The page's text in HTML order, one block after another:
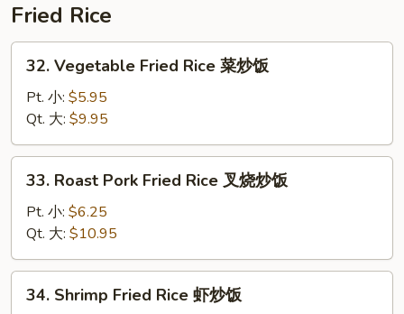
米
粉
Fried Rice
Vegetable
Fried
Rice
菜
炒
32. Vegetable Fried Rice 菜炒饭
Pt. 小: $5.95
Qt. 大: $9.95
Roast
Pork
Fried
Rice
叉
33. Roast Pork Fried Rice 叉烧炒饭
Pt. 小: $6.25
Qt. 大: $10.95
Shrimp
34. Shrimp Fried Rice 虾炒饭